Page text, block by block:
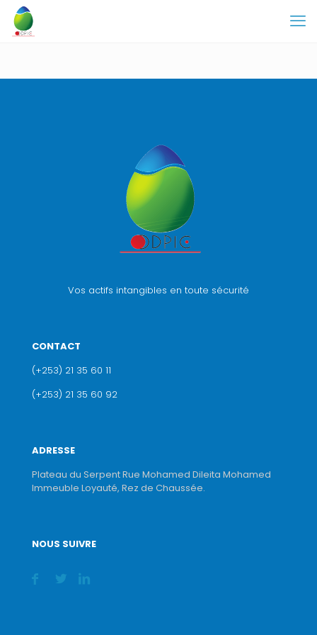
Vos actifs intangibles en toute sécurité
CONTACT
(+253) 21 35 60 11
(+253) 21 35 60 92
ADRESSE
Plateau du Serpent Rue Mohamed Dileita Mohamed
Immeuble Loyauté, Rez de Chaussée.
NOUS SUIVRE